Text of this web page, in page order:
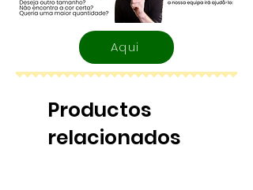
Aqui
Productos
relacionados